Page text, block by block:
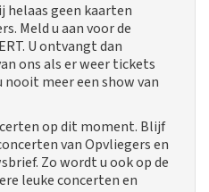
geen kaarten
Meld u aan voor de
U ontvangt dan
ons als er weer tickets
nooit meer een show van
op dit moment. Blijf
van Opvliegers en
Zo wordt u ook op de
leuke concerten en